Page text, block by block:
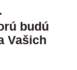
budú
Vašich